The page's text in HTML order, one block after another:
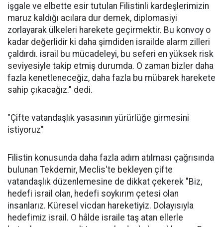
işgale ve elbette esir tutulan Filistinli kardeşlerimizin
maruz kaldığı acılara dur demek, diplomasiyi
zorlayarak ülkeleri harekete geçirmektir. Bu konvoy o
kadar değerlidir ki daha şimdiden israilde alarm zilleri
çaldırdı. israil bu mücadeleyi, bu seferi en yüksek risk
seviyesiyle takip etmiş durumda. O zaman bizler daha
fazla kenetleneceğiz, daha fazla bu mübarek harekete
sahip çıkacağız." dedi.
"Çifte vatandaşlık yasasının yürürlüğe girmesini
istiyoruz"
Filistin konusunda daha fazla adım atılması çağrısında
bulunan Tekdemir, Meclis'te bekleyen çifte
vatandaşlık düzenlemesine de dikkat çekerek "Biz,
hedefi israil olan, hedefi soykırım çetesi olan
insanlarız. Küresel vicdan hareketiyiz. Dolayısıyla
hedefimiz israil. O hâlde israile taş atan ellerle